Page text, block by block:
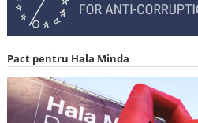
Pact pentru Hala Minda